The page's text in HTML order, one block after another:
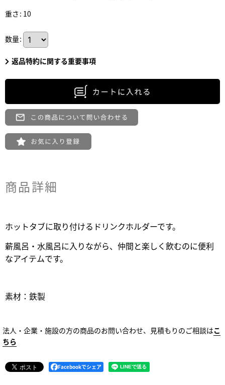
重さ : 10
数量:
返品特約に関する重要事項
商品詳細
ホットタブに取り付けるドリンクホルダーです。
薪風呂・水風呂に入りながら、仲間と楽しく飲むのに便利
なアイテムです。
素材：鉄製
法人・企業・施設の方の商品のお問い合わせ、見積もりのご相談はこ
ちら
Facebookでシェア